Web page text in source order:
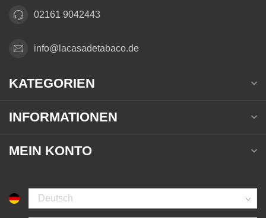
02161 9042443
info@lacasadetabaco.de
KATEGORIEN
INFORMATIONEN
MEIN KONTO